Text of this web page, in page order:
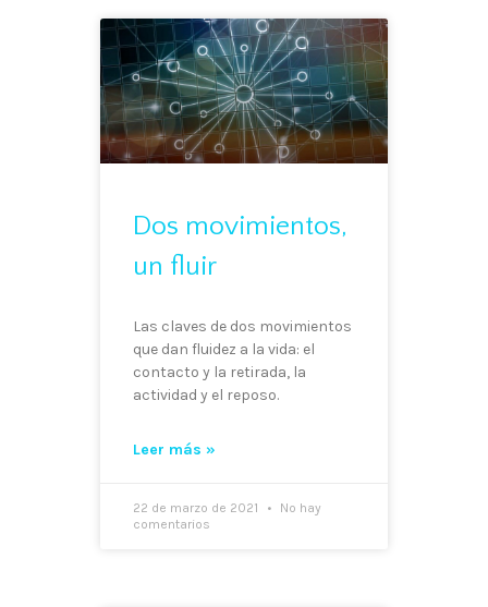
Dos movimientos,
un fluir
Las claves de dos movimientos
que dan fluidez a la vida: el
contacto y la retirada, la
actividad y el reposo.
Leer más »
22 de marzo de 2021
No hay
comentarios